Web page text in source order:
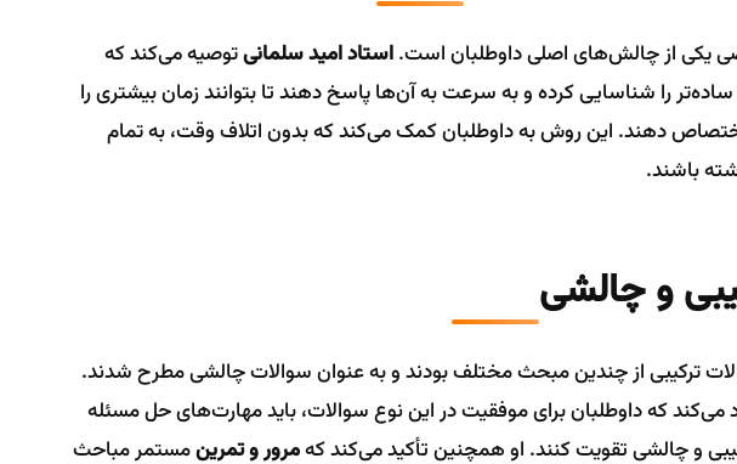
یکی از چالش‌های اصلی داوطلبان است.استاد امید سلمانیتوصیه می‌کند که
ساده‌تر را شناسایی کرده و به سرعت به آن‌ها پاسخ دهند تا بتوانند زمان بیشتری را
دهند. این روش به داوطلبان کمک می‌کند که بدون اتلاف وقت، به تمام
باشند.
می‌کند که داوطلبان برای موفقیت در این نوع سوالات، باید مهارت‌های حل مسئله
و چالشی تقویت کنند. او همچنین تأکید می‌کند کهمرور و تمرینمستمر مباحث